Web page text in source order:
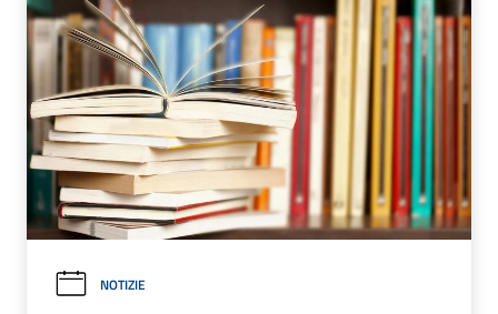
NOTIZIE